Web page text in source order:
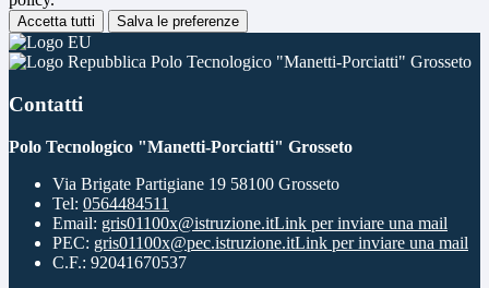
Accetta tutti Salva le preferenze
Polo Tecnologico "Manetti-Porciatti" Grosseto
Contatti
Polo Tecnologico "Manetti-Porciatti" Grosseto
Via Brigate Partigiane 19 58100 Grosseto
Tel: 0564484511
Email: gris01100x@istruzione.itLink per inviare una mail
PEC: gris01100x@pec.istruzione.itLink per inviare una mail
C.F.: 92041670537